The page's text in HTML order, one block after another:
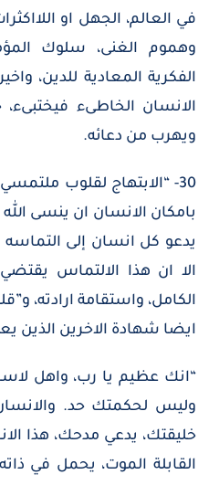
في العالم، الجهل او
وهموم الغنى، سلوك
الفكرية المعادية للدين،
الانسان الخاطىء فيختبىء،
ويهرب من دعائه.
بامكان الانسان ان ينسى الله
يدعو كل انسان إلى التماسه
الا ان هذا الالتماس
الكامل، واستقامة ارادته،
ايضا شهادة الاخرين الذين
“انك عظيم يا رب، واهل
وليس لحكمتك حد.
خليقتك، يدعي مدحك، هذا
القابلة الموت، يحمل في